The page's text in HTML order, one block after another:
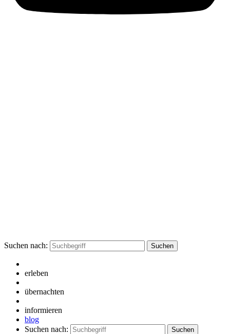
Suchen nach:
erleben
übernachten
informieren
blog
Suchen nach: